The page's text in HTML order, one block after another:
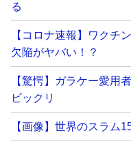
る
【コロナ速報】ワクチ
欠陥がヤバい！？
【驚愕】ガラケー愛用
ビックリ
【画像】世界のスラム